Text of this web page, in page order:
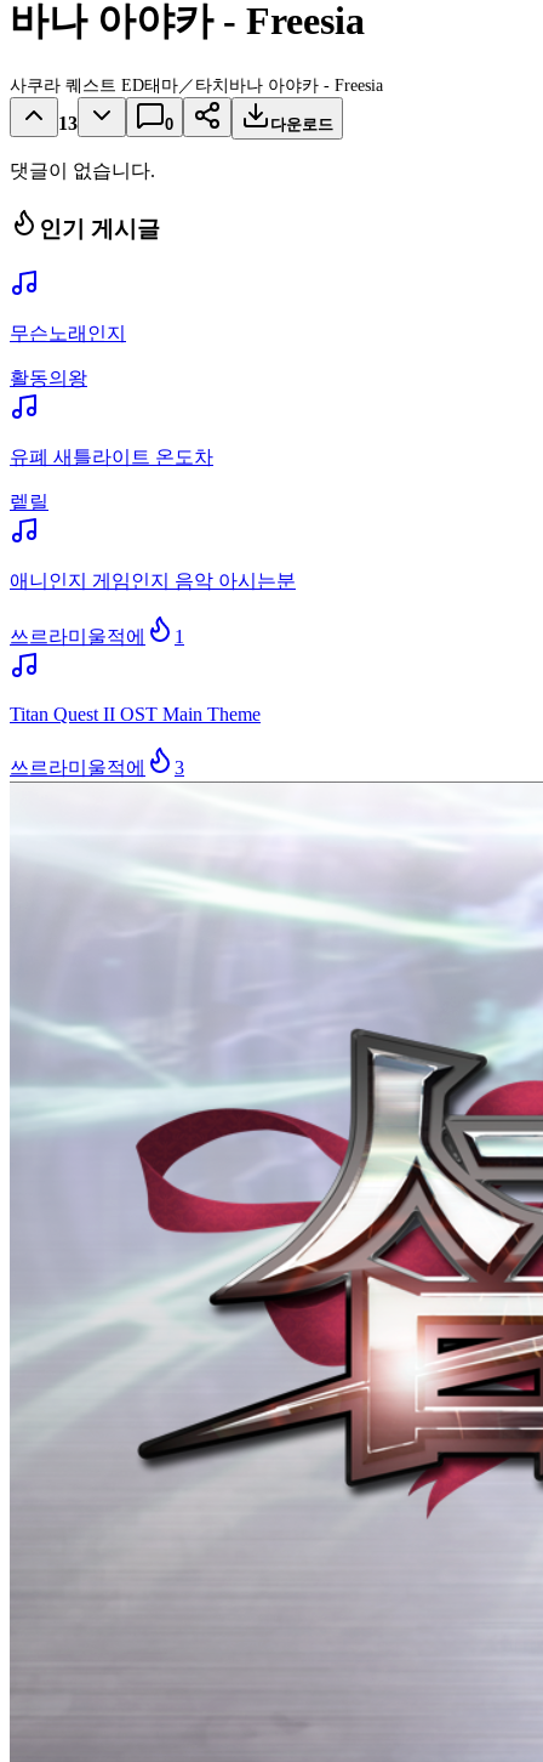
바나 아야카 - Freesia
사쿠라 퀘스트 ED태마／타치바나 아야카 - Freesia
13 0 다운로드
댓글이 없습니다.
인기 게시글
무슨노래인지
활동의왕
유폐 새틀라이트 온도차
렡릴
애니인지 게임인지 음악 아시는분
쓰르라미울적에 1
Titan Quest II OST Main Theme
쓰르라미울적에 3